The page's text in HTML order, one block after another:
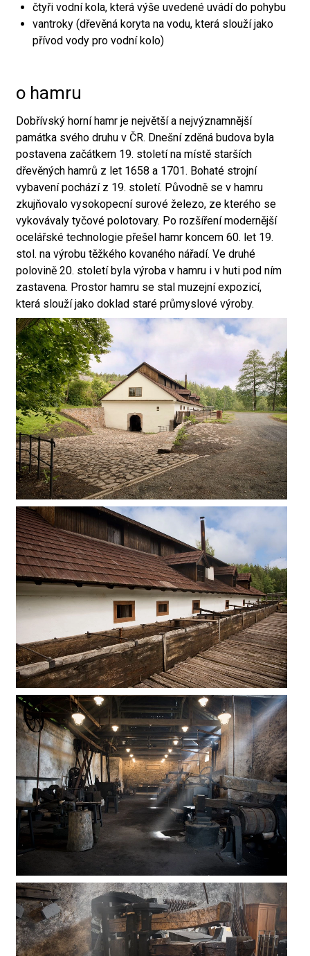
čtyři vodní kola, která výše uvedené uvádí do pohybu
vantroky (dřevěná koryta na vodu, která slouží jako
přívod vody pro vodní kolo)
o hamru
Dobřívský horní hamr je největší a nejvýznamnější
památka svého druhu v ČR. Dnešní zděná budova byla
postavena začátkem 19. století na místě starších
dřevěných hamrů z let 1658 a 1701. Bohaté strojní
vybavení pochází z 19. století. Původně se v hamru
zkujňovalo vysokopecní surové železo, ze kterého se
vykovávaly tyčové polotovary. Po rozšíření modernější
ocelářské technologie přešel hamr koncem 60. let 19.
stol. na výrobu těžkého kovaného nářadí. Ve druhé
polovině 20. století byla výroba v hamru i v huti pod ním
zastavena. Prostor hamru se stal muzejní expozicí,
která slouží jako doklad staré průmyslové výroby.